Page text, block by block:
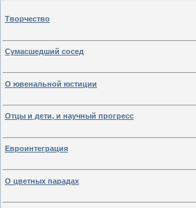
Творчество
Сумасшедший сосед
О ювенальной юстиции
Отцы и дети, и научный прогресс
Евроинтеграция
О цветных парадах